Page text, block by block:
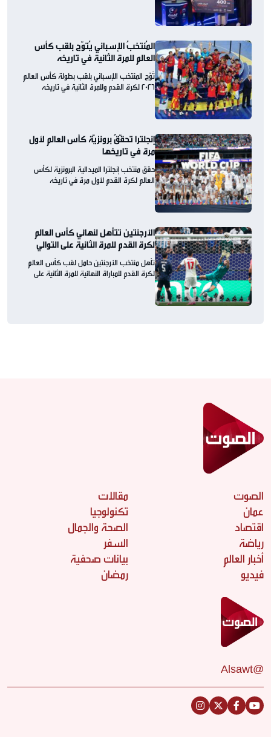
المُنتخبُ الإسباني يُتوّج بلقب كأس
العالم للمرة الثانية في تاريخه
تُوّج المنتخب الإسباني بلقب بطولة كأس العالم
2026 لكرة القدم وللمرة الثانية في تاريخه
إنجلترا تحقّقُ برونزيّة كأس العالم لأول
مرة في تاريخها
حقق منتخب إنجلترا الميدالية البرونزية لكأس
العالم لكرة القدم لأول مرة في تاريخه
الأرجنتين تتأهل لنهائي كأس العالم
لكرة القدم للمرة الثانية على التوالي
تأهل منتخب الأرجنتين حامل لقب كأس العالم
لكرة القدم للمباراة النهائية للمرة الثانية على
الصوت
عمان
اقتصاد
رياضة
أخبار العالم
فيديو
مقالات
تكنولوجيا
الصحة والجمال
السفر
بيانات صحفية
رمضان
@Alsawt